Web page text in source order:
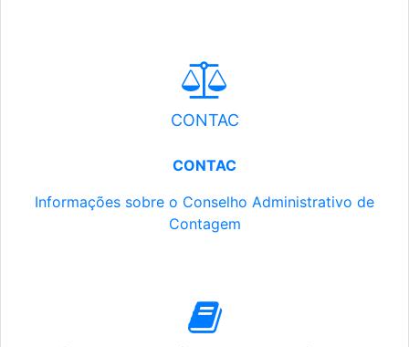
CONTAC
CONTAC
Informações sobre o Conselho Administrativo de
Contagem